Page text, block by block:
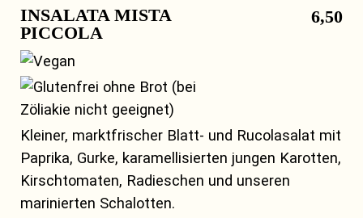
INSALATA MISTA
PICCOLA
6,50
Kleiner, marktfrischer Blatt- und Rucolasalat mit
Paprika, Gurke, karamellisierten jungen Karotten,
Kirschtomaten, Radieschen und unseren
marinierten Schalotten.